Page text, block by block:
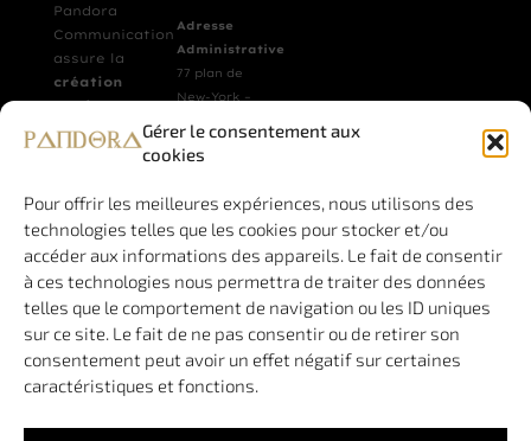
Gérer le consentement aux
cookies
Pour offrir les meilleures expériences, nous utilisons des
technologies telles que les cookies pour stocker et/ou
accéder aux informations des appareils. Le fait de consentir
à ces technologies nous permettra de traiter des données
telles que le comportement de navigation ou les ID uniques
sur ce site. Le fait de ne pas consentir ou de retirer son
consentement peut avoir un effet négatif sur certaines
caractéristiques et fonctions.
Pandora
Communication
assure la
création
de site
vitrine et
de
en ligne
de
qualité.
Pandora
agence à
taille
humaine,
vous
Adresse
Administrative
77 plan de
New-York –
B003
34970 LATTES
pas de public)